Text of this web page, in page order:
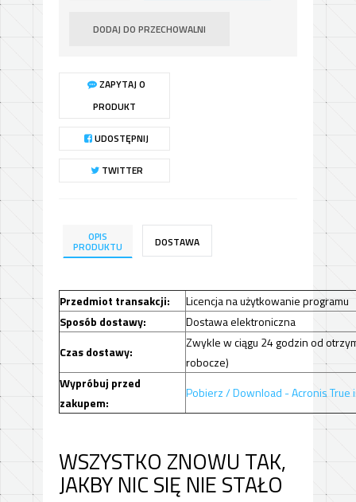
DODAJ DO PRZECHOWALNI
ZAPYTAJ O
PRODUKT
UDOSTĘPNIJ
TWITTER
OPIS
PRODUKTU DOSTAWA
Przedmiot transakcji:
Licencja na użytkowanie programu
Sposób dostawy:
Dostawa elektroniczna
Czas dostawy:
Zwykle w ciągu 24 godzin od
robocze)
Wypróbuj przed
zakupem:
Pobierz / Download - Acronis True
WSZYSTKO ZNOWU TAK,
JAKBY NIC SIĘ NIE STAŁO